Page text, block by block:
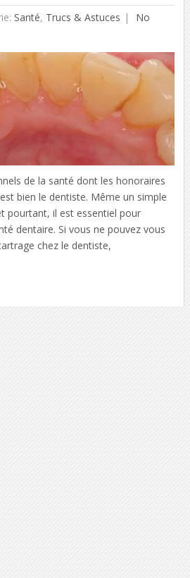
Santé, Trucs & Astuces
No
de la santé dont les honoraires
bien le dentiste. Même un simple
pourtant, il est essentiel pour
dentaire. Si vous ne pouvez vous
chez le dentiste,